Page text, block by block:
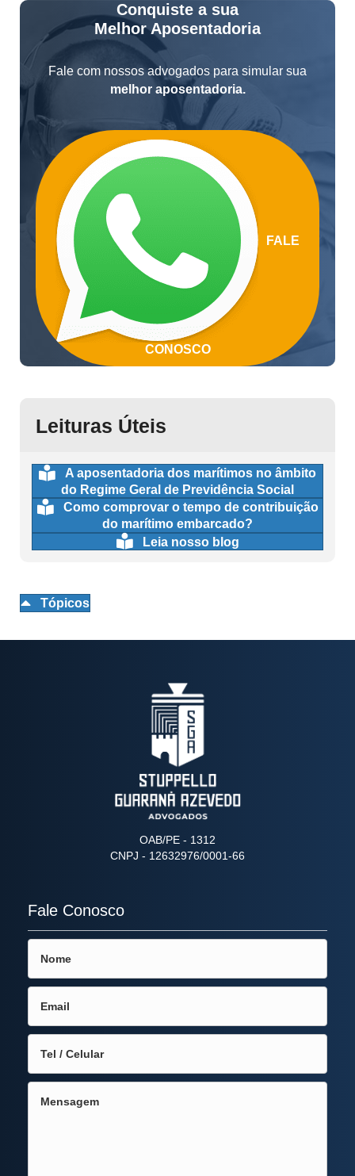
Conquiste a sua
Melhor Aposentadoria
Fale com nossos advogados para simular sua
melhor aposentadoria.
FALE
CONOSCO
Leituras Úteis
A aposentadoria dos marítimos no âmbito
do Regime Geral de Previdência Social
Como comprovar o tempo de contribuição
do marítimo embarcado?
Leia nosso blog
Tópicos
OAB/PE - 1312
CNPJ - 12632976/0001-66
Fale Conosco